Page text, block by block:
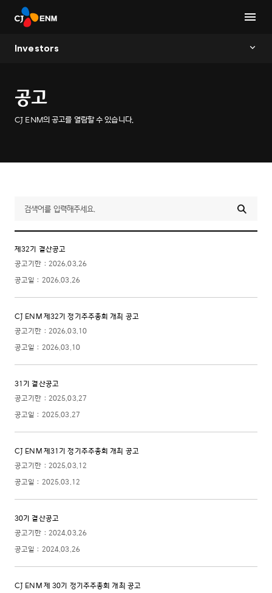
Investors
공고
CJ ENM의 공고를 열람할 수 있습니다.